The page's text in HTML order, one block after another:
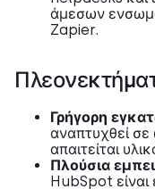
άμεσων
Zapier.
Γρήγορη
αναπτυχθεί
απαιτείται
Πλούσια
HubSpot